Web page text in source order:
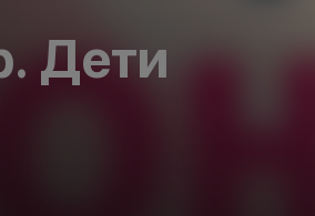
Дети